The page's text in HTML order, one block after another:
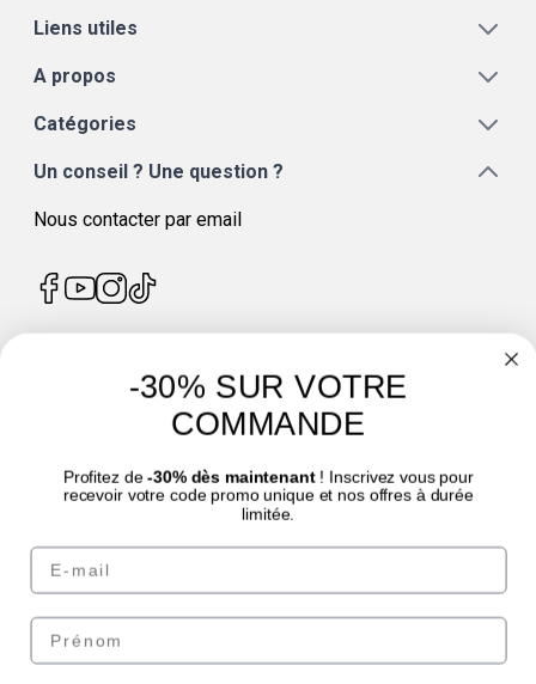
Liens utiles
A propos
Catégories
Un conseil ? Une question ?
Nous contacter par email
4.7/5
© Laboratoire des GRANIONS 2026 | Paiement sécurisé | *Norme AFNOR NF EN
eafit.com|punch-power.com
-30% SUR VOTRE
COMMANDE
Profitez de -30% dès maintenant! Inscrivez vous pour
recevoir votre code promo unique et nos offres à durée
limitée.
Email
Prénom